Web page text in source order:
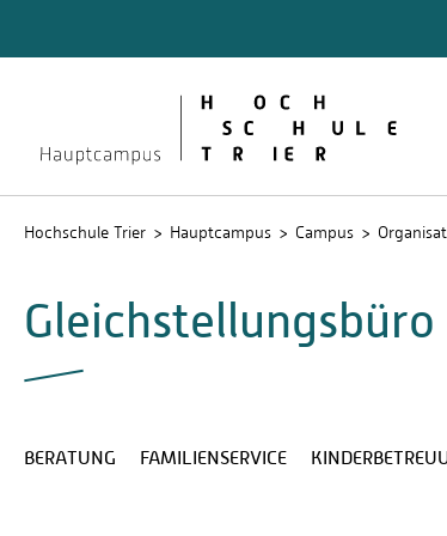
Hochschule Trier Hauptcampus Campus
BERATUNG FAMILIENSERVICE